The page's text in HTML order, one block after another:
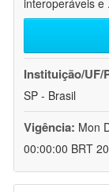
interoperáveis e
Instituição/UF/
SP - Brasil
Vigência: Mon
00:00:00 BRT